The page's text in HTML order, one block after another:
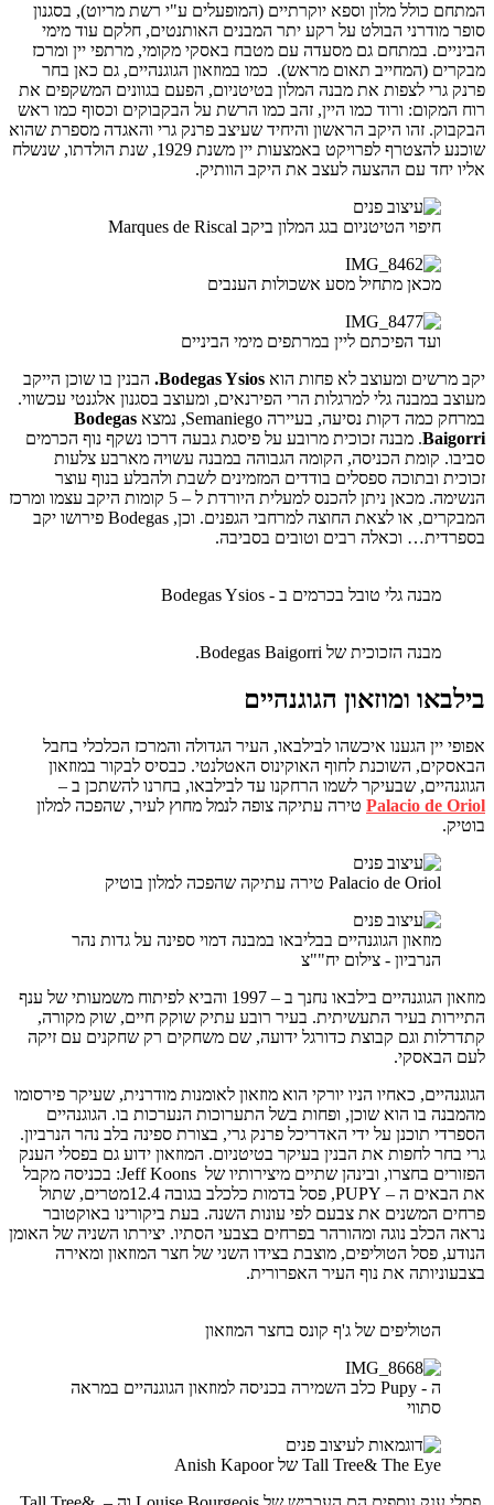
המתחם כולל מלון וספא יוקרתיים (המופעלים ע"י רשת מריוט), בסגנון
סופר מודרני הבולט על רקע יתר המבנים האותנטים, חלקם עוד מימי
הביניים. במתחם גם מסעדה עם מטבח באסקי מקומי, מרתפי יין ומרכז
מבקרים (המחייב תאום מראש). כמו במוזאון הגוגנהיים, גם כאן בחר
פרנק גרי לצפות את מבנה המלון בטיטניום, הפעם בגוונים המשקפים את
רוח המקום: ורוד כמו היין, זהב כמו הרשת על הבקבוקים וכסוף כמו ראש
הבקבוק. זהו היקב הראשון והיחיד שעיצב פרנק גרי והאגדה מספרת שהוא
שוכנע להצטרף לפרויקט באמצעות יין משנת 1929, שנת הולדתו, שנשלח
אליו יחד עם ההצעה לעצב את היקב הוותיק.
חיפוי הטיטניום בגג המלון ביקב Marques de Riscal
מכאן מתחיל מסע אשכולות הענבים
ועד הפיכתם ליין במרתפים מימי הביניים
יקב מרשים ומעוצב לא פחות הואBodegas Ysios.
הבנין בו שוכן הייקב
מעוצב במבנה גלי למרגלות הרי הפירנאים, ומעוצב בסגנון אלגנטי עכשווי.
במרחק כמה דקות נסיעה, בעיירה Semaniego, נמצא
Bodegas
Baigorri. מבנה זכוכית מרובע על פיסגת גבעה דרכו נשקף נוף הכרמים
סביבו. קומת הכניסה, הקומה הגבוהה במבנה עשויה מארבע צלעות
זכוכית ובתוכה ספסלים בודדים המזמינים לשבת ולהבלע בנוף עוצר
הנשימה. מכאן ניתן להכנס למעלית היורדת ל – 5 קומות היקב עצמו ומרכז
המבקרים, או לצאת החוצה למרחבי הגפנים. וכן, Bodegas פירושו יקב
בספרדית… וכאלה רבים וטובים בסביבה.
מבנה גלי טובל בכרמים ב - Bodegas Ysios
מבנה הזכוכית של Bodegas Baigorri.
בילבאו ומוזאון הגוגנהיים
אפופי יין הגענו איכשהו לבילבאו, העיר הגדולה והמרכז הכלכלי בחבל
הבאסקים, השוכנת לחוף האוקינוס האטלנטי. כבסיס לבקור במוזאון
הגוגנהיים, שבעיקר לשמו הרחקנו עד לבילבאו, בחרנו להשתכן ב –
Palacio de Oriolטירה עתיקה צופה לנמל מחוץ לעיר, שהפכה למלון
בוטיק.
Palacio de Oriol טירה עתיקה שהפכה למלון בוטיק
מוזאון הגוגנהיים בבליבאו במבנה דמוי ספינה על גדות נהר
הנרביון - צילום יח""צ
מוזאון הגוגנהיים בילבאו נחנך ב – 1997 והביא לפיתוח משמעותי של ענף
התיירות בעיר התעשיתית. בעיר רובע עתיק שוקק חיים, שוק מקורה,
קתדרלות וגם קבוצת כדורגל ידועה, שם משחקים רק שחקנים עם זיקה
לעם הבאסקי.
הגוגנהיים, כאחיו הניו יורקי הוא מוזאון לאומנות מודרנית, שעיקר פירסומו
מהמבנה בו הוא שוכן, ופחות בשל התערוכות הנערכות בו. הגוגנהיים
הספרדי תוכנן על ידי האדריכל פרנק גרי, בצורת ספינה בלב נהר הנרביון.
גרי בחר לחפות את הבנין בעיקר בטיטניום. המוזאון ידוע גם בפסלי הענק
הפזורים בחצרו, ובינהן שתיים מיצירותיו של Jeff Koons: בכניסה מקבל
את הבאים ה – PUPY, פסל בדמות כלכלב בגובה 12.4מטרים, שתול
פרחים המשנים את צבעם לפי עונות השנה. בעת ביקורינו באוקטובר
נראה הכלב נוגה ומהורהר בפרחים בצבעי הסתיו. יצירתו השניה של האומן
הנודע, פסל הטוליפים, מוצבת בצידו השני של חצר המוזאון ומאירה
בצבעוניותה את נוף העיר האפרורית.
הטוליפים של ג'ף קונס בחצר המוזאון
ה - Pupy כלב השמירה בכניסה למוזאון הגוגנהיים במראה
סתווי
Tall Tree& The Eye של Anish Kapoor